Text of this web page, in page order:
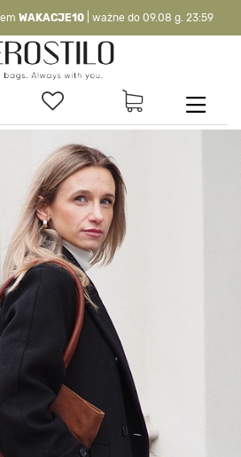
WAKACJE10 | ważne do 09.08 g. 23:59
| nie dotyczy produktów z flagą OKAZJA >